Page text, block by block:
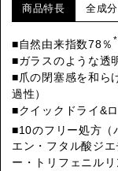
商品特長 全成
■自然由来指数78％
■ガラスのような透
■爪の閉塞感を和ら
過性）
■クイックドライ&
■10のフリー処方（
エン・フタル酸ジ
ー・トリフェニル